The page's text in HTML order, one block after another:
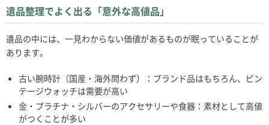
遺品整理でよく出る「意外な高値品」
遺品の中には、一見わからない価値があるものが眠っていることが
あります。
古い腕時計（国産・海外問わず）：ブランド品はもちろん、ビン
テージウォッチは需要が高い
金・プラチナ・シルバーのアクセサリーや食器：素材として高値
がつくことが多い